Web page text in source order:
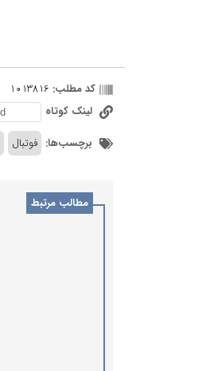
کد مطلب: 1013816
لینک کوتاه
برچسب‌ها: فوتبال
مطالب مرتبط